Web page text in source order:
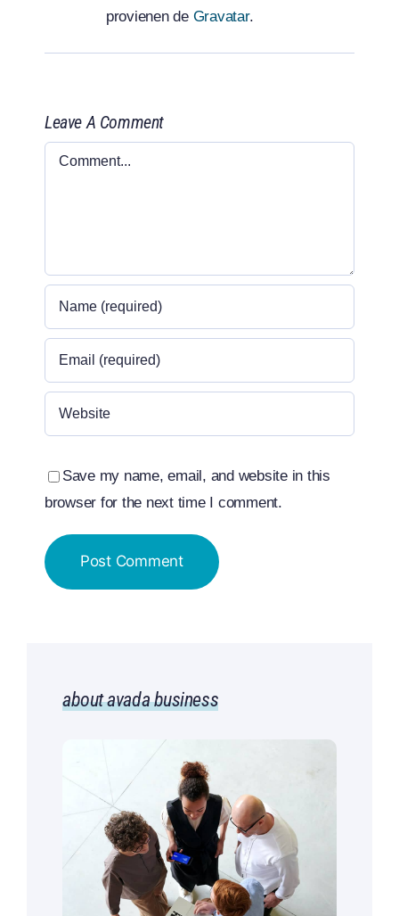
provienen de Gravatar.
Leave A Comment
Comment
Save my name, email, and website in this
browser for the next time I comment.
about avada business